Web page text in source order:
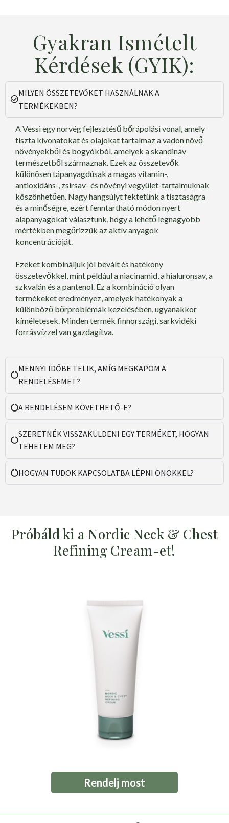
Gyakran Ismételt
Kérdések (GYIK):
MILYEN ÖSSZETEVŐKET HASZNÁLNAK A
TERMÉKEKBEN?
A Vessi egy norvég fejlesztésű bőrápolási vonal, amely
tiszta kivonatokat és olajokat tartalmaz a vadon növő
növényekből és bogyókból, amelyek a skandináv
természetből származnak. Ezek az összetevők
különösen tápanyagdúsak a magas vitamin-,
antioxidáns-, zsírsav- és növényi vegyület-tartalmuknak
köszönhetően. Nagy hangsúlyt fektetünk a tisztaságra
és a minőségre, ezért fenntartható módon nyert
alapanyagokat választunk, hogy a lehető legnagyobb
mértékben megőrizzük az aktív anyagok
koncentrációját.
Ezeket kombináljuk jól bevált és hatékony
összetevőkkel, mint például a niacinamid, a hialuronsav, a
szkvalán és a pantenol. Ez a kombináció olyan
termékeket eredményez, amelyek hatékonyak a
különböző bőrproblémák kezelésében, ugyanakkor
kíméletesek. Minden termék finnországi, sarkvidéki
forrásvízzel van gazdagítva.
MENNYI IDŐBE TELIK, AMÍG MEGKAPOM A
RENDELÉSEMET?
A RENDELÉSEM KÖVETHETŐ-E?
SZERETNÉK VISSZAKÜLDENI EGY TERMÉKET, HOGYAN
TEHETEM MEG?
HOGYAN TUDOK KAPCSOLATBA LÉPNI ÖNÖKKEL?
Próbáld ki a Nordic Neck & Chest
Refining Cream-et!
Rendelj most